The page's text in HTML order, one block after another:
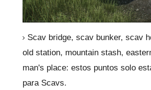
Scav bridge, scav bunker, scav
old station, mountain stash,
man's place: estos puntos solo
para Scavs.